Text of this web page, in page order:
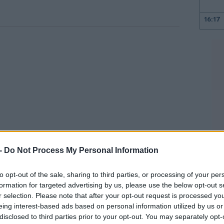
Do Not Process My Personal Information
opt-out of the sale, sharing to third parties, or processing of your
for targeted advertising by us, please use the below opt-out
selection. Please note that after your opt-out request is processed
interest-based ads based on personal information utilized by us
to third parties prior to your opt-out. You may separately
στόχο, αλλά για ζήτημα
αναγκαίο να ενισχυθούν τα κοινά
της πανδημίας έχει δείξει ότι οι
επενδυτικά προγράμματα,
16:17
15:23